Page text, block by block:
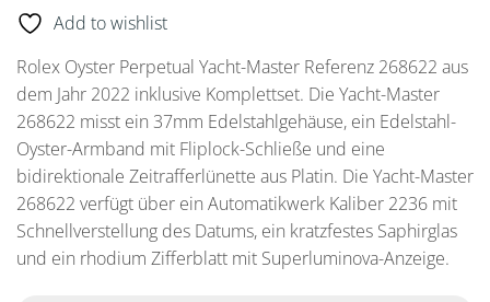
Add to wishlist
Rolex Oyster Perpetual Yacht-Master Referenz 268622 aus
dem Jahr 2022 inklusive Komplettset. Die Yacht-Master
268622 misst ein 37mm Edelstahlgehäuse, ein Edelstahl-
Oyster-Armband mit Fliplock-Schließe und eine
bidirektionale Zeitrafferlünette aus Platin. Die Yacht-Master
268622 verfügt über ein Automatikwerk Kaliber 2236 mit
Schnellverstellung des Datums, ein kratzfestes Saphirglas
und ein rhodium Zifferblatt mit Superluminova-Anzeige.